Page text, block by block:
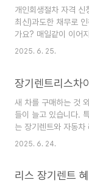
안내해 드리겠습니다.
회생 제도란 무엇일
어려움으로 파탄에 직
입을 얻을 가능성이
익을 도모하는 것을..
개인회생절차 자격
최신)과도한 채무로
가요? 매일같이 이어
잠 설치는 분들이 적
막상 신청하려고 하면
있습니다. 본 포스팅
탕으로 개인회생절차
상세히 안내해 드리
무엇인가요? 개인회
으로 또는 반복하여
람이 법..
2025. 6. 25.
장기렌트리스차
새 차를 구매하는 것
들이 늘고 있습니다.
는 장기렌트와 자동차
상 알아보려고 하면
부터 파헤치기장기렌
2025. 6. 24.
리스 장기렌트